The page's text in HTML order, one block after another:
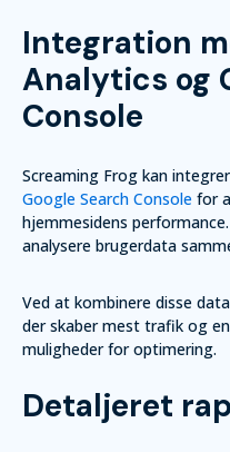
Integration
Analytics og
Console
Screaming Frog kan
Google Search Console for
hjemmesidens
analysere brugerdata
Ved at kombinere disse
der skaber mest trafik og
muligheder for optimering.
Detaljeret